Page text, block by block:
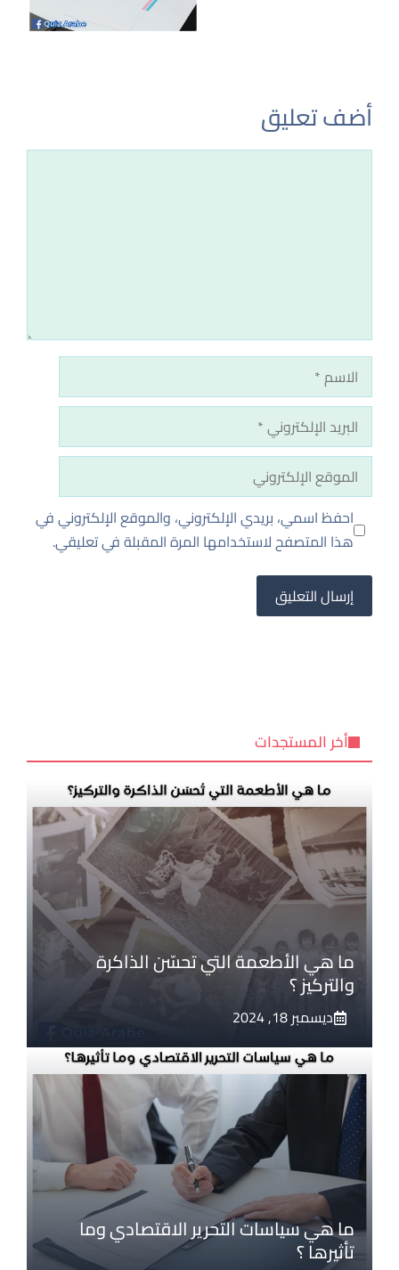
أضف تعليق
الاسم
البريد
الإلكتروني
الموقع
الإلكتروني
احفظ اسمي، بريدي الإلكتروني، والموقع الإلكتروني في
هذا المتصفح لاستخدامها المرة المقبلة في تعليقي.
أخر المستجدات
ما هي الأطعمة التي تحسّن الذاكرة
والتركيز ؟
ديسمبر 18, 2024
ما هي سياسات التحرير الاقتصادي وما
تأثيرها ؟